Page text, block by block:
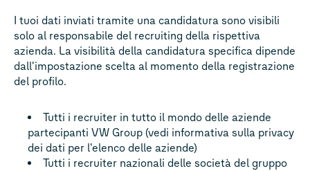
I tuoi dati inviati tramite una candidatura sono visibili
solo al responsabile del recruiting della rispettiva
azienda. La visibilità della candidatura specifica dipende
dall'impostazione scelta al momento della registrazione
del profilo.
Tutti i recruiter in tutto il mondo delle aziende
partecipanti VW Group (vedi informativa sulla privacy
dei dati per l'elenco delle aziende)
Tutti i recruiter nazionali delle società del gruppo